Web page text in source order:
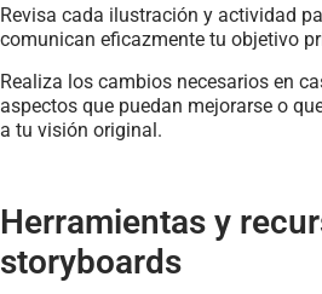
Revisa cada ilustración y actividad
comunican eficazmente tu objetivo
Realiza los cambios necesarios en
aspectos que puedan mejorarse o
a tu visión original.
Herramientas y
storyboards